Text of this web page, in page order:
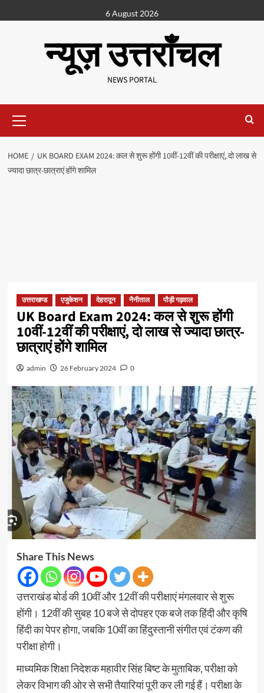
6 August 2026
न्यूज़ उत्तराँचल
NEWS PORTAL
HOME
UK BOARD EXAM 2024: कल से शुरू होंगी 10वीं-12वीं की परीक्षाएं, दो लाख से
ज्यादा छात्र-छात्राएं होंगे शामिल
उत्तराखण्ड एजुकेशन देहरादून नैनीताल पौड़ी गढ़वाल
UK Board Exam 2024: कल से शुरू होंगी
10वीं-12वीं की परीक्षाएं, दो लाख से ज्यादा छात्र-
छात्राएं होंगे शामिल
admin 26 February 2024 0
Share This News
उत्तराखंड बोर्ड की 10वीं और 12वीं की परीक्षाएं मंगलवार से शुरू
होंगी। 12वीं की सुबह 10 बजे से दोपहर एक बजे तक हिंदी और कृषि
हिंदी का पेपर होगा, जबकि 10वीं का हिंदुस्तानी संगीत एवं टंकण की
परीक्षा होगी।
माध्यमिक शिक्षा निदेशक महावीर सिंह बिष्ट के मुताबिक, परीक्षा को
लेकर विभाग की ओर से सभी तैयारियां पूरी कर ली गई हैं। परीक्षा के